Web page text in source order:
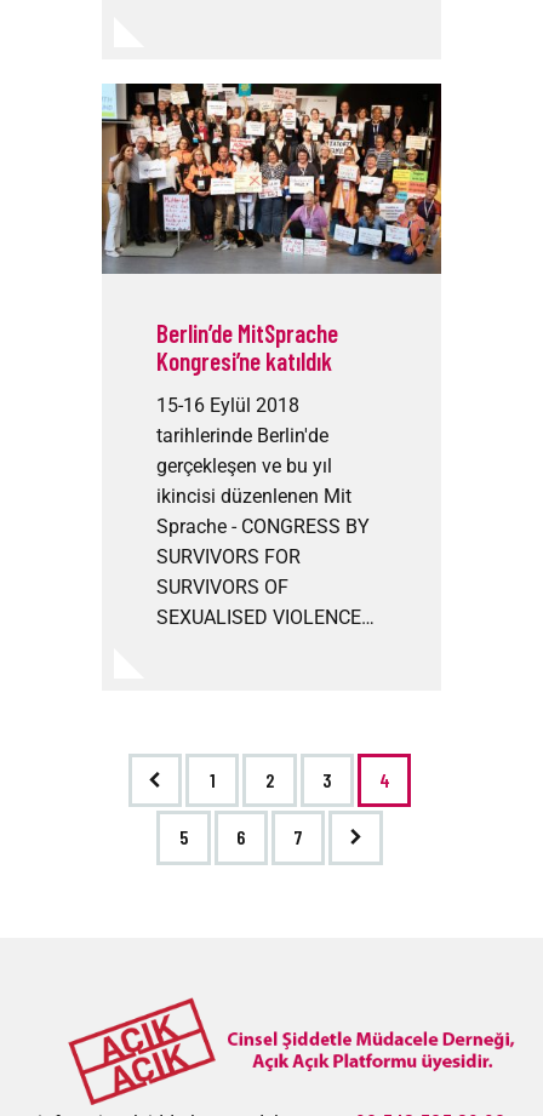
Berlin’de MitSprache
Kongresi’ne katıldık
15-16 Eylül 2018
tarihlerinde Berlin'de
gerçekleşen ve bu yıl
ikincisi düzenlenen Mit
Sprache - CONGRESS BY
SURVIVORS FOR
SURVIVORS OF
SEXUALISED VIOLENCE…
1 2 3 4
5 6 7
>